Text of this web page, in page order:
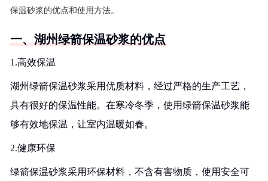
保温砂浆的优点和使用方法。
一、湖州绿箭保温砂浆的优点
1.高效保温
湖州绿箭保温砂浆采用优质材料，经过严格的生产工艺，
具有很好的保温性能。在寒冷冬季，使用绿箭保温砂浆能
够有效地保温，让室内温暖如春。
2.健康环保
绿箭保温砂浆采用环保材料，不含有害物质，使用安全可